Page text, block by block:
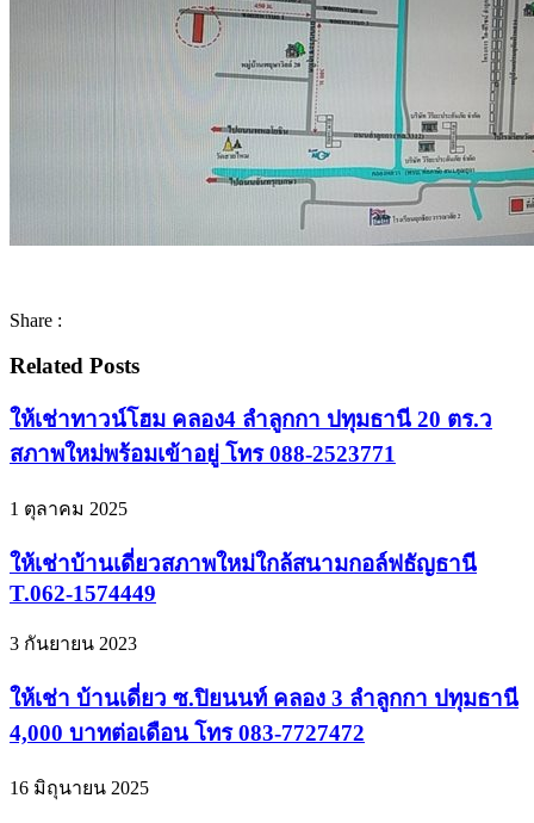
Share :
Related Posts
ให้เช่าทาวน์โฮม คลอง4 ลำลูกกา ปทุมธานี 20 ตร.ว
สภาพใหม่พร้อมเข้าอยู่ โทร 088-2523771
1 ตุลาคม 2025
ให้เช่าบ้านเดี่ยวสภาพใหม่ใกล้สนามกอล์ฟธัญธานี
T.062-1574449
3 กันยายน 2023
ให้เช่า บ้านเดี่ยว ซ.ปิยนนท์ คลอง 3 ลำลูกกา ปทุมธานี
4,000 บาทต่อเดือน โทร 083-7727472
16 มิถุนายน 2025